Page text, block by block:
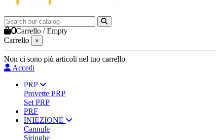
0Carrello /Empty
Carrello
×
Non ci sono più articoli nel tuo carrello
Accedi
PRP
Provette PRP
Set PRP
PRF
INIEZIONE
Cannule
Siringhe